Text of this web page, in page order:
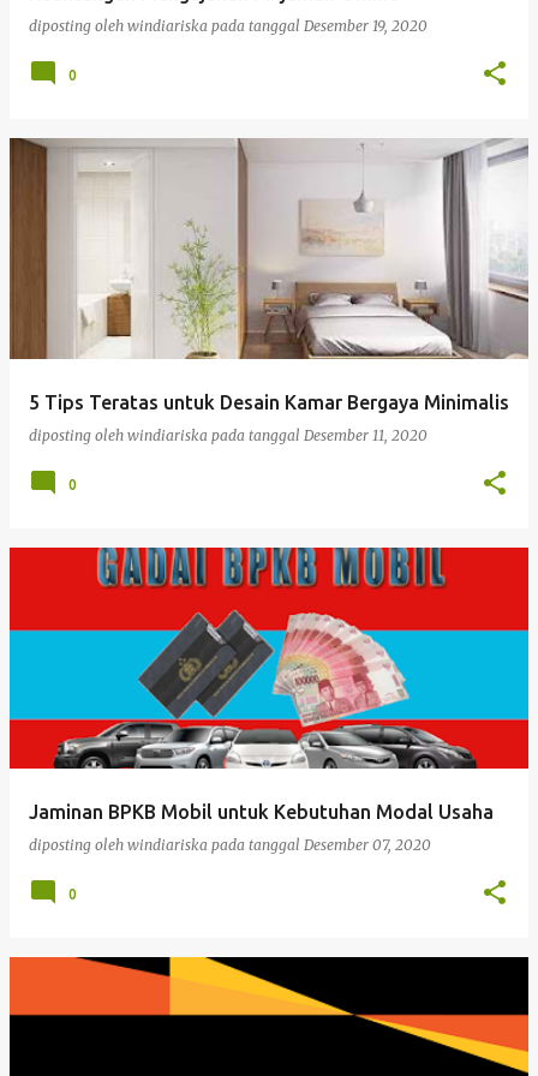
diposting oleh windiariska pada tanggal Desember 19, 2020
0
5 Tips Teratas untuk Desain Kamar Bergaya Minimalis
diposting oleh windiariska pada tanggal Desember 11, 2020
0
Jaminan BPKB Mobil untuk Kebutuhan Modal Usaha
diposting oleh windiariska pada tanggal Desember 07, 2020
0